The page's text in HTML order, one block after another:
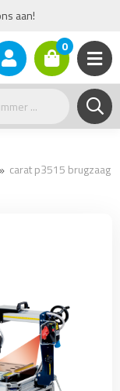
0
carat p3515 brugzaag